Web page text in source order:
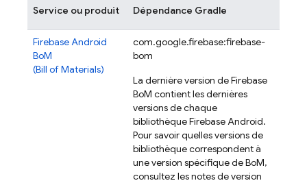
Service ou produit Dépendance Gradle
Firebase Android
BoM
(Bill of Materials)
com.google.firebase:firebase-
bom
La dernière version deFirebase
BoM contient les dernières
versions de chaque
bibliothèque Firebase Android.
Pour savoir quelles versions de
bibliothèque correspondent à
une version spécifique deBoM,
consultez les notes de version